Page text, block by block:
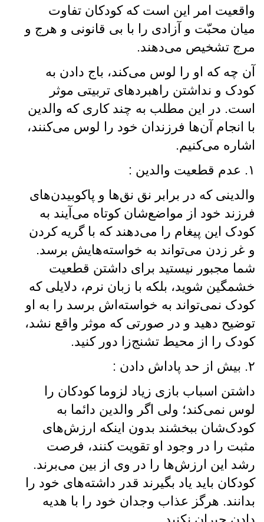
واقعیت امر این است که کودکان تفاوت
میان محبّت و آزادی را با بی قانونی و هرج و
مرج تشخیص می‌دهند.
آن چه که او را لوس می‌کند، باج دادن به
کودک و نداشتن راهبردهای تربیتی موثر
است. در این مطلب به چند کاری که والدین
با انجام آن‌ها فرزندان خود را لوس می‌کنند،
اشاره می‌کنیم.
۱. عدم قطعیت والدین :
والدینی که در برابر نق نق‌ها و پاکوبیدن‌های
فرزند خود از مواضع‌شان کوتاه می‌آیند به
کودک این پیغام را می‌دهند که با گریه کردن
و غر زدن می‌تواند به خواسته‌هایش برسد.
شما مجبور نیستید برای داشتن قطعیت
خشمگین شوید، بلکه با زبان نرم، دلایلی که
کودک نمی‌تواند به خواسته‌اش برسد را به او
توضیح دهید و در صورتی که موثر واقع نشد،
کودک را از محیط تشنج‌زا دور کنید.
۲. بیش از حد پاداش دادن :
داشتن اسباب‌ بازی زیاد لزوما کودکان را
لوس نمی‌کند؛ ولی اگر والدین دائما به
کودک‌شان ببخشند بدون اینکه ارزش‌های
مثبت را در وجود او تقویت کنند، فرصت
رشد این ارزش‌ها را در وی از بین می‌برند‌.
کودکان باید یاد بگیرند قدر داشته‌های خود را
بدانند. هرگز عذاب وجدان خود را با هدیه